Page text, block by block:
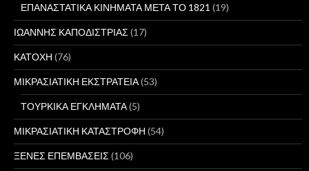
ΕΠΑΝΑΣΤΑΤΙΚΑ ΚΙΝΗΜΑΤΑ ΜΕΤΑ ΤΟ 1821 (19)
ΙΩΑΝΝΗΣ ΚΑΠΟΔΙΣΤΡΙΑΣ (17)
ΚΑΤΟΧΗ (76)
ΜΙΚΡΑΣΙΑΤΙΚΗ ΕΚΣΤΡΑΤΕΙΑ(53)
ΤΟΥΡΚΙΚΑ ΕΓΚΛΗΜΑΤΑ(5)
ΜΙΚΡΑΣΙΑΤΙΚΗ ΚΑΤΑΣΤΡΟΦΗ (54)
ΞΕΝΕΣ ΕΠΕΜΒΑΣΕΙΣ (106)